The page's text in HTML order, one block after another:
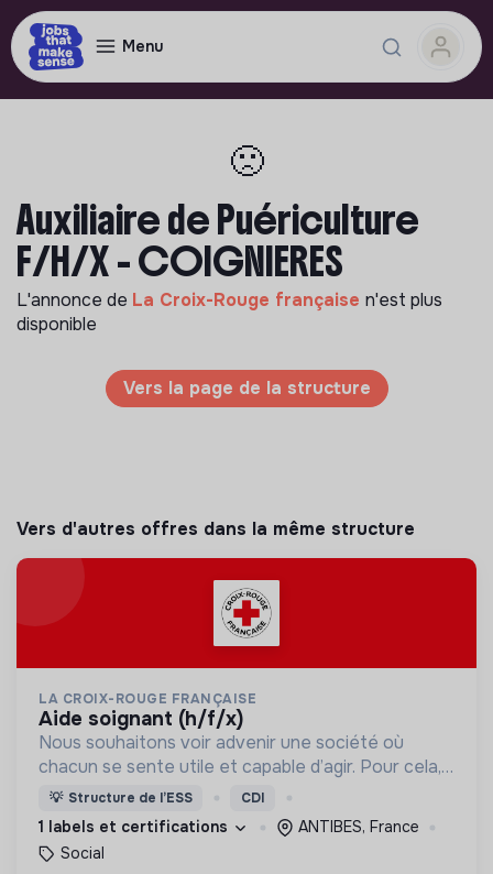
Menu
🙁
Auxiliaire de Puériculture
F/H/X - COIGNIERES
L'annonce de La Croix-Rouge française n'est plus
disponible
Vers la page de la structure
Vers d'autres offres dans la même structure
LA CROIX-ROUGE FRANÇAISE
aide soignant (h/f/x)
Nous souhaitons voir advenir une société où
chacun se sente utile et capable d’agir. Pour cela,
nous proposons des moyens et des lieux
d’engagement innovants et adaptés à tous.
💡 Structure de l’ESS CDI
1 labels et certifications
ANTIBES, France
Social